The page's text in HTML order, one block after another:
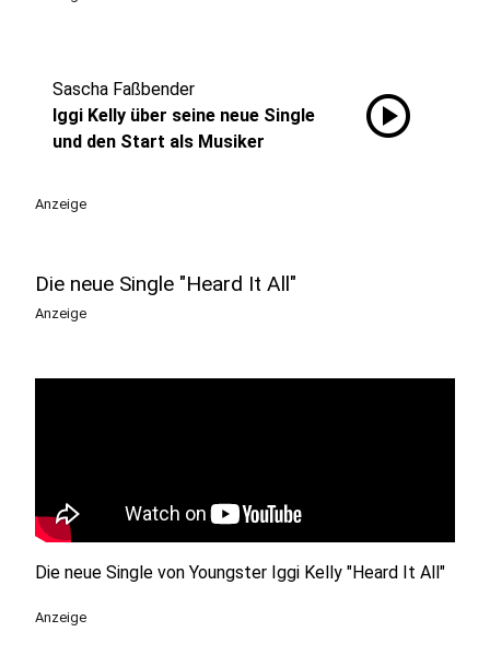
Sascha Faßbender
Iggi Kelly über seine neue Single
und den Start als Musiker
play_circle
Anzeige
Die neue Single "Heard It All"
Anzeige
Die neue Single von Youngster Iggi Kelly "Heard It All"
Anzeige